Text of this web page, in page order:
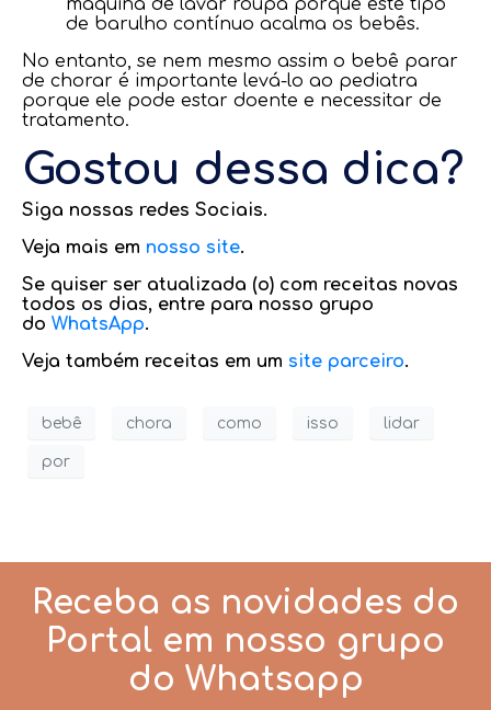
máquina de lavar roupa porque este tipo
de barulho contínuo acalma os bebês.
No entanto, se nem mesmo assim o bebê parar
de chorar é importante levá-lo ao pediatra
porque ele pode estar doente e necessitar de
tratamento.
Gostou dessa dica?
Siga nossas redes Sociais.
Veja mais em nosso site.
Se quiser ser atualizada (o) com receitas novas
todos os dias, entre para nosso grupo
do WhatsApp.
Veja também receitas em um site parceiro.
bebê chora como isso lidar
por
Receba as novidades do
Portal em nosso grupo
do Whatsapp